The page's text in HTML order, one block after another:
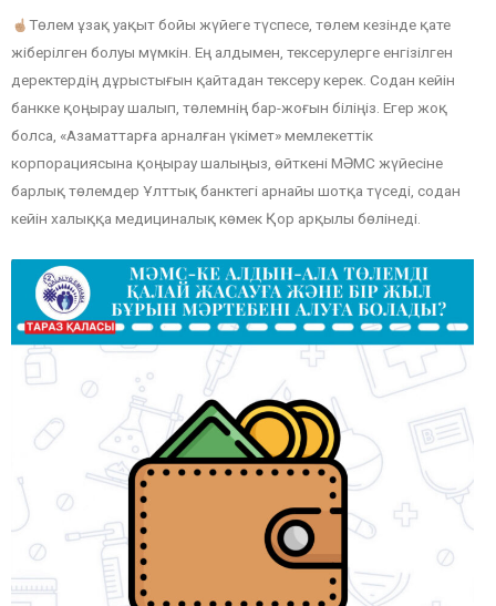
Төлем ұзақ уақыт бойы жүйеге түспесе, төлем кезінде қате
жіберілген болуы мүмкін. Ең алдымен, тексерулерге енгізілген
деректердің дұрыстығын қайтадан тексеру керек. Содан кейін
банкке қоңырау шалып, төлемнің бар-жоғын біліңіз. Егер жоқ
болса, «Азаматтарға арналған үкімет» мемлекеттік
корпорациясына қоңырау шалыңыз, өйткені МӘМС жүйесіне
барлық төлемдер Ұлттық банктегі арнайы шотқа түседі, содан
кейін халыққа медициналық көмек Қор арқылы бөлінеді.